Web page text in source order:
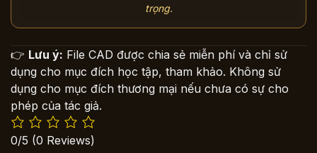
trọng.
👉 Lưu ý: File CAD được chia sẻ miễn phí và chỉ sử
dụng cho mục đích học tập, tham khảo. Không sử
dụng cho mục đích thương mại nếu chưa có sự cho
phép của tác giả.
0/5 (0 Reviews)